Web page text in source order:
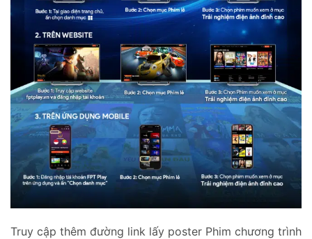
Truy cập thêm đường link lấy poster Phim chương trình